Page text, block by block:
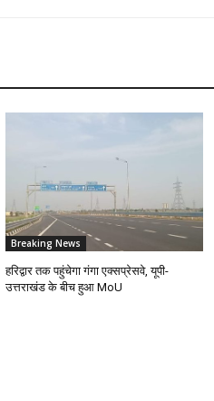
Breaking News
हरिद्वार तक पहुंचेगा गंगा एक्सप्रेसवे, यूपी-
उत्तराखंड के बीच हुआ MoU